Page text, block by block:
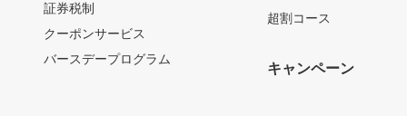
証券税制
クーポンサービス
バースデープログラム
超割コース
キャンペーン